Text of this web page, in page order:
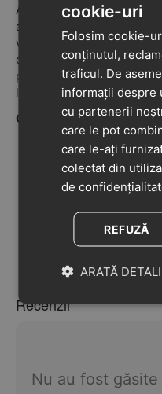
Adidași sport pentru
amortizat, inspirați de
versiune Sprintyese
contemporan. Realizați
piele, au o structură
libertate de mișcare
Caracteristici
Efect excelent de
reducând șocurile și
Se încalță rapid și
Încălțăminte ușoară
Închidere cu o
Branț detașabil
Recenzii
Nu au fost
cookie-uri
Folosim cookie-
conținutul,
traficul. De
informații despre
cu partenerii
care le pot
care le-ați
colectat din
de
REFUZĂ
ARATĂ